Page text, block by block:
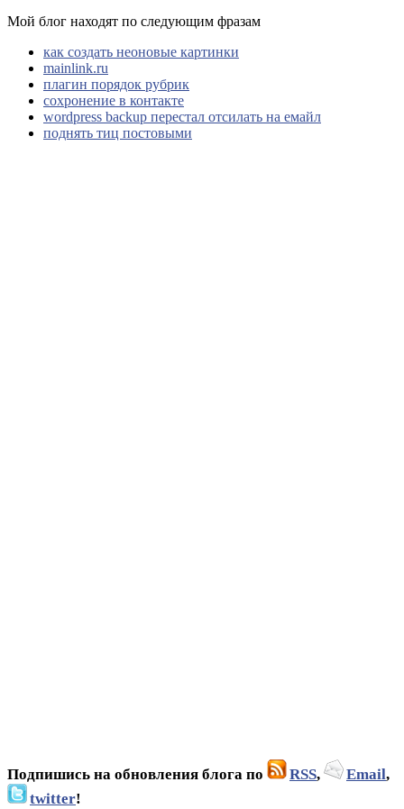
Мой блог находят по следующим фразам
как создать неоновые картинки
mainlink.ru
плагин порядок рубрик
сохронение в контакте
wordpress backup перестал отсилать на емайл
поднять тиц постовыми
Подпишись на обновления блога по RSS, Email,
twitter!